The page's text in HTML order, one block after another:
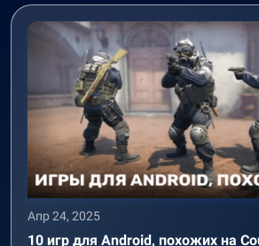
Апр 24, 2025
10 игр для Android, похожих на